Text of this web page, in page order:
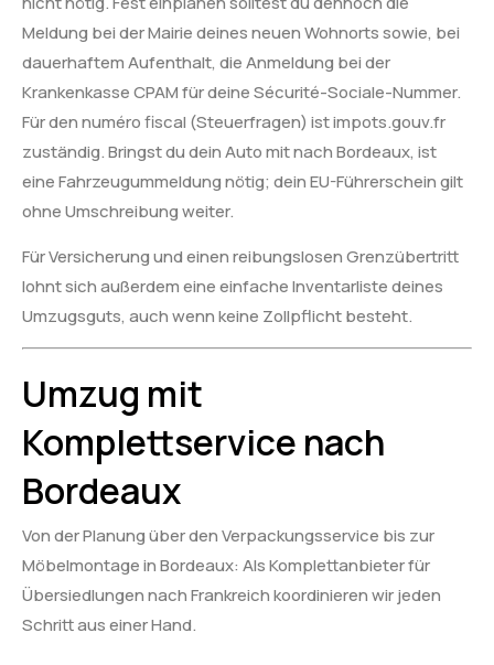
Meldung bei der Mairie deines neuen Wohnorts sowie, bei
dauerhaftem Aufenthalt, die Anmeldung bei der
Krankenkasse CPAM für deine Sécurité-Sociale-Nummer.
Für den numéro fiscal (Steuerfragen) ist impots.gouv.fr
zuständig. Bringst du dein Auto mit nach Bordeaux, ist
eine Fahrzeugummeldung nötig; dein EU-Führerschein gilt
ohne Umschreibung weiter.
Für Versicherung und einen reibungslosen Grenzübertritt
lohnt sich außerdem eine einfache Inventarliste deines
Umzugsguts, auch wenn keine Zollpflicht besteht.
Umzug mit
Komplettservice nach
Bordeaux
Von der Planung über den Verpackungsservice bis zur
Möbelmontage in Bordeaux: Als Komplettanbieter für
Übersiedlungen nach Frankreich koordinieren wir jeden
Schritt aus einer Hand.